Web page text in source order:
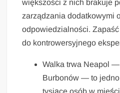
większości z nich brakuje
zarządzania dodatkowymi
odpowiedzialności. Zapaść
do kontrowersyjnego
Walka trwa Neapol
Burbonów — to